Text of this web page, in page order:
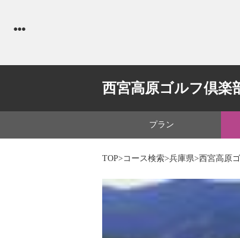
西宮高原ゴルフ倶楽
プラン
TOP> コース検索>兵庫県>西宮高原